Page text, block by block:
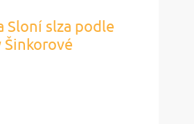
Sloní slza podle